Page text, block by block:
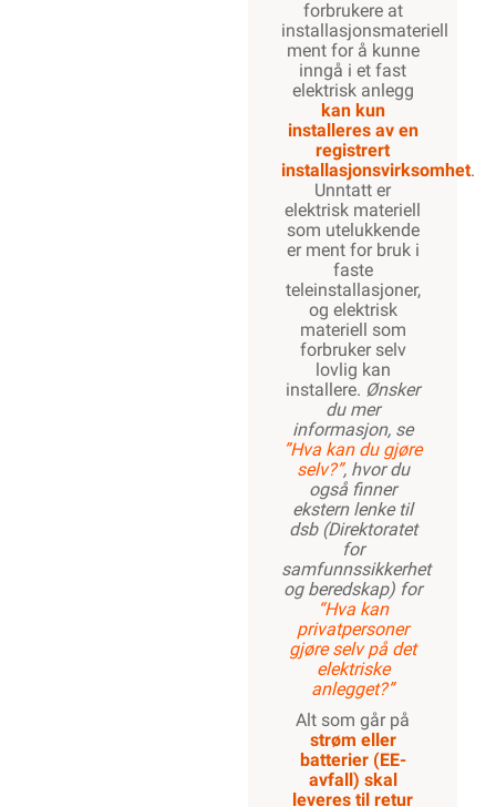
forbrukere at
installasjonsmateriell
ment for å kunne
inngå i et fast
elektrisk anlegg
kan kun
installeres av en
registrert
installasjonsvirksomhet.
Unntatt er
elektrisk materiell
som utelukkende
er ment for bruk i
faste
teleinstallasjoner,
og elektrisk
materiell som
forbruker selv
lovlig kan
installere. Ønsker
du mer
informasjon, se
”Hva kan du gjøre
selv?”, hvor du
også finner
ekstern lenke til
dsb (Direktoratet
for
samfunnssikkerhet
og beredskap) for
“Hva kan
privatpersoner
gjøre selv på det
elektriske
anlegget?”
Alt som går på
strøm eller
batterier (EE-
avfall) skal
leveres til retur